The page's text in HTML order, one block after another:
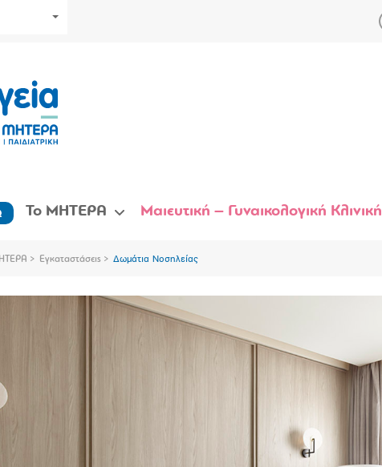
Το ΜΗΤΕΡΑ Μαιευτική – Γυναικολογική Κλινική
Εγκαταστάσεις Δωμάτια Νοσηλείας